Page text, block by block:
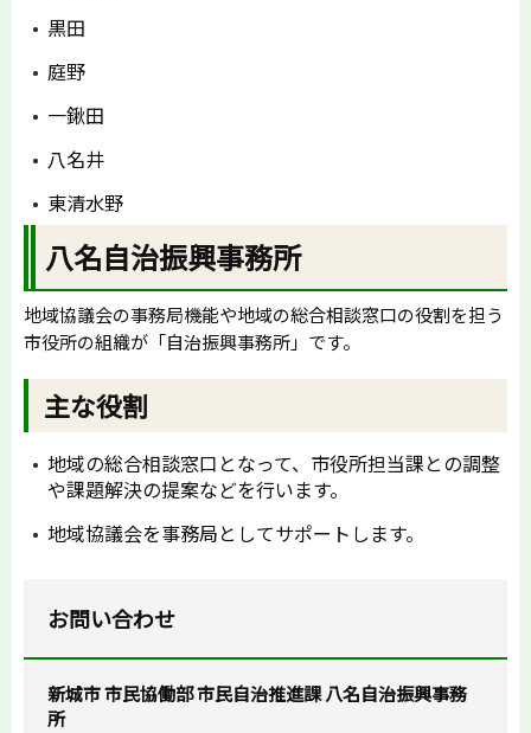
黒田
庭野
一鍬田
八名井
東清水野
八名自治振興事務所
地域協議会の事務局機能や地域の総合相談窓口の役割を担う
市役所の組織が「自治振興事務所」です。
主な役割
地域の総合相談窓口となって、市役所担当課との調整
や課題解決の提案などを行います。
地域協議会を事務局としてサポートします。
お問い合わせ
新城市 市民協働部 市民自治推進課 八名自治振興事務
所